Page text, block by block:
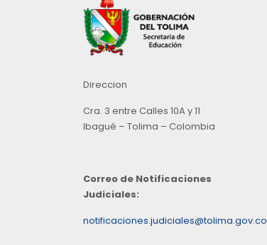
Direccion
Cra. 3 entre Calles 10A y 11
Ibagué – Tolima – Colombia
Correo de Notificaciones
Judiciales:
notificaciones.judiciales@tolima.gov.co